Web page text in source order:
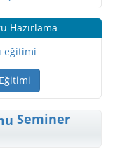
Hazırlama
Seminer